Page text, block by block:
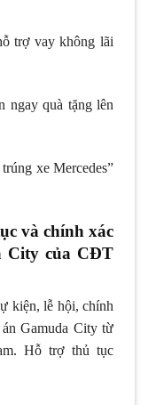
trợ vay không lãi
ngay quà tặng lên
xe Mercedes”
và chính xác
City của CĐT
kiện, lễ hội, chính
Gamuda City từ
Hỗ trợ thủ tục